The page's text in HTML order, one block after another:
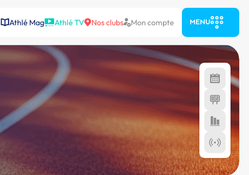
Athlé Mag Athlé TV Nos clubs Mon compte MENU